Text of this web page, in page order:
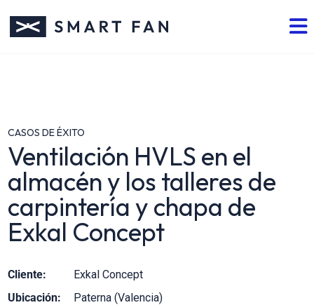
CASOS DE ÉXITO
Ventilación HVLS en el
almacén y los talleres de
carpintería y chapa de
Exkal Concept
Cliente:
Exkal Concept
Ubicación:
Paterna (Valencia)